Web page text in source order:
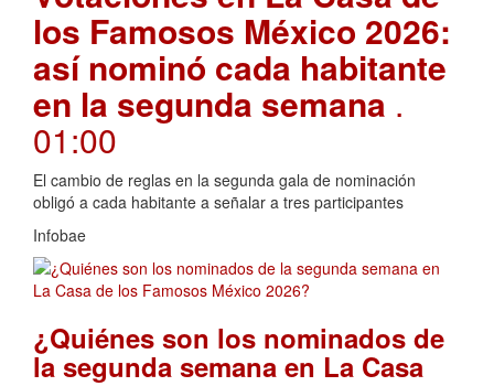
los Famosos México 2026:
así nominó cada habitante
en la segunda semana .
01:00
El cambio de reglas en la segunda gala de nominación
obligó a cada habitante a señalar a tres participantes
Infobae
¿Quiénes son los nominados de
la segunda semana en La Casa